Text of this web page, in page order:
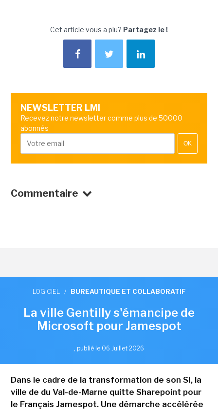
Cet article vous a plu? Partagez le !
NEWSLETTER LMI
Recevez notre newsletter comme plus de 50000
abonnés
OK
Commentaire
LOGICIEL / BUREAUTIQUE ET COLLABORATIF
La ville Gentilly s'émancipe de
Microsoft pour Jamespot
, publié le 06 Juillet 2026
Dans le cadre de la transformation de son SI, la
ville de du Val-de-Marne quitte Sharepoint pour
le Français Jamespot. Une démarche accélérée